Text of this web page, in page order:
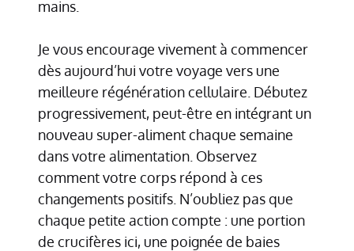
mains.
Je vous encourage vivement à commencer
dès aujourd’hui votre voyage vers une
meilleure régénération cellulaire. Débutez
progressivement, peut-être en intégrant un
nouveau super-aliment chaque semaine
dans votre alimentation. Observez
comment votre corps répond à ces
changements positifs. N’oubliez pas que
chaque petite action compte : une portion
de crucifères ici, une poignée de baies